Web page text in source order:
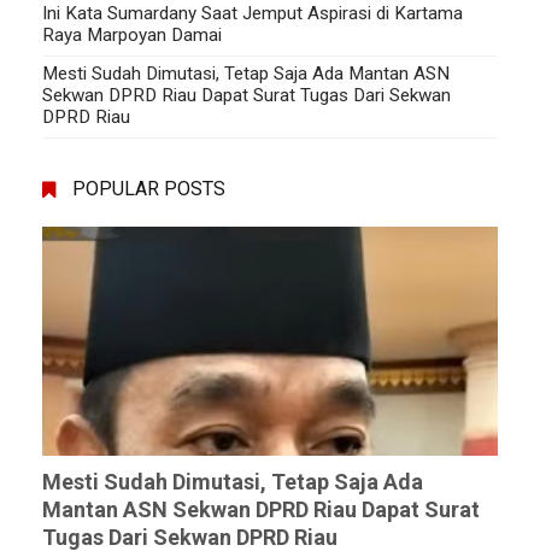
Ini Kata Sumardany Saat Jemput Aspirasi di Kartama
Raya Marpoyan Damai
Mesti Sudah Dimutasi, Tetap Saja Ada Mantan ASN
Sekwan DPRD Riau Dapat Surat Tugas Dari Sekwan
DPRD Riau
POPULAR POSTS
Mesti Sudah Dimutasi, Tetap Saja Ada
Mantan ASN Sekwan DPRD Riau Dapat Surat
Tugas Dari Sekwan DPRD Riau